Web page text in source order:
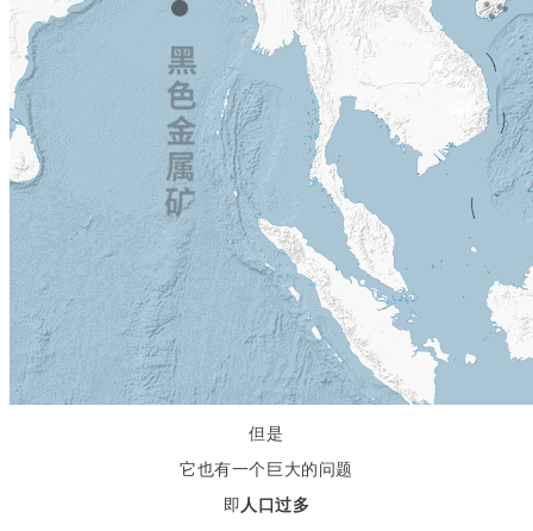
但是
它也有一个巨大的问题
即 人口过多